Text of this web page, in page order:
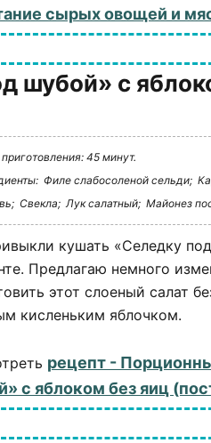
сырых овощей и
шубой» с
45 минут.
Филе слабосоленой сельди;
Свекла; Лук салатный; Майонез
кушать «Селедку
Предлагаю немного
этот слоеный салат
кисленьким яблочком.
рецепт -
с яблоком без яиц